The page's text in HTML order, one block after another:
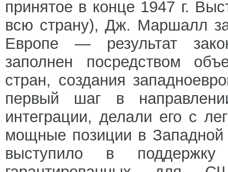
принятое в конце 1947 г.
всю страну), Дж. Маршалл
Европе — результат
заполнен посредством
стран, создания
первый шаг в
интеграции, делали его с
мощные позиции в Западной
выступило в